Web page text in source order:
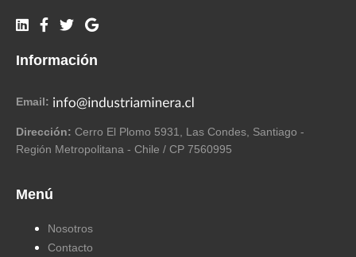
Información
Email:
Dirección: Cerro El Plomo 5931, Las Condes, Santiago -
Región Metropolitana - Chile / CP 7560995
Menú
Nosotros
Contacto